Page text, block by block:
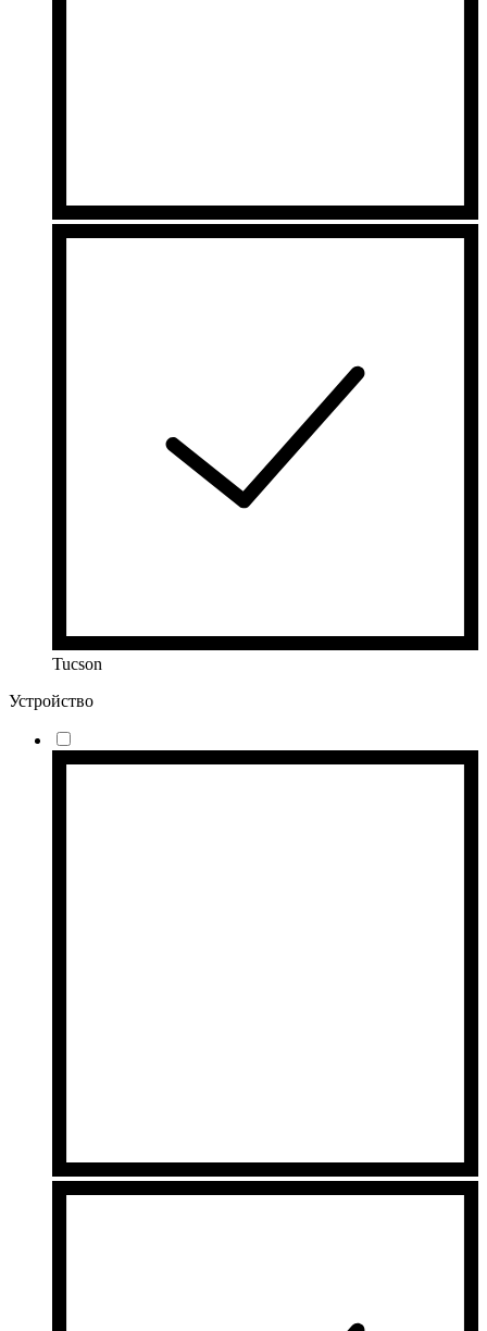
Tucson
Устройство